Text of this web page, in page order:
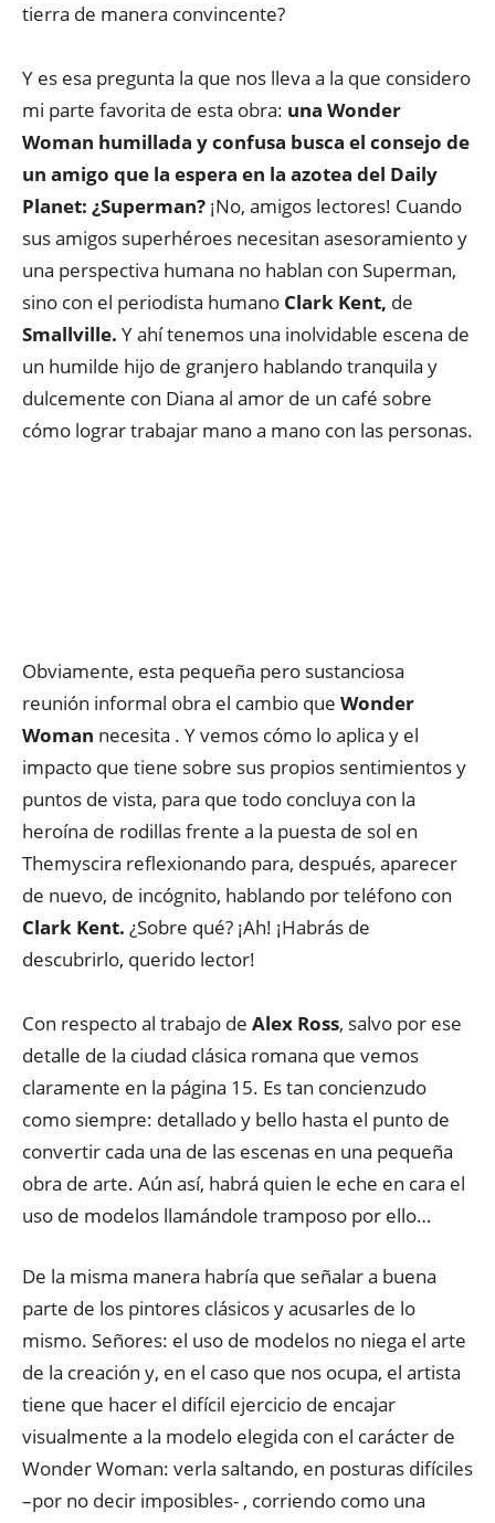
tierra de manera convincente?
Y es esa pregunta la que nos lleva a la que considero
mi parte favorita de esta obra: una Wonder
Woman humillada y confusa busca el consejo de
un amigo que la espera en la azotea del Daily
Planet: ¿Superman? ¡No, amigos lectores! Cuando
sus amigos superhéroes necesitan asesoramiento y
una perspectiva humana no hablan con Superman,
sino con el periodista humano Clark Kent, de
Smallville. Y ahí tenemos una inolvidable escena de
un humilde hijo de granjero hablando tranquila y
dulcemente con Diana al amor de un café sobre
cómo lograr trabajar mano a mano con las personas.
Obviamente, esta pequeña pero sustanciosa
reunión informal obra el cambio que Wonder
Woman necesita . Y vemos cómo lo aplica y el
impacto que tiene sobre sus propios sentimientos y
puntos de vista, para que todo concluya con la
heroína de rodillas frente a la puesta de sol en
Themyscira reflexionando para, después, aparecer
de nuevo, de incógnito, hablando por teléfono con
Clark Kent. ¿Sobre qué? ¡Ah! ¡Habrás de
descubrirlo, querido lector!
Con respecto al trabajo de Alex Ross, salvo por ese
detalle de la ciudad clásica romana que vemos
claramente en la página 15. Es tan concienzudo
como siempre: detallado y bello hasta el punto de
convertir cada una de las escenas en una pequeña
obra de arte. Aún así, habrá quien le eche en cara el
uso de modelos llamándole tramposo por ello…
De la misma manera habría que señalar a buena
parte de los pintores clásicos y acusarles de lo
mismo. Señores: el uso de modelos no niega el arte
de la creación y, en el caso que nos ocupa, el artista
tiene que hacer el difícil ejercicio de encajar
visualmente a la modelo elegida con el carácter de
Wonder Woman: verla saltando, en posturas difíciles
–por no decir imposibles- , corriendo como una